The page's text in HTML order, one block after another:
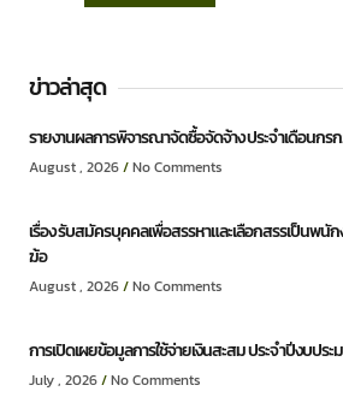
ข่าวล่าสุด
รายงานผลการพิจารณาจัดซื้อจัดจ้าง ประจำเดือนก
August , 2026 No Comments
เรื่อง รับสมัครบุคคลเพื่อสรรหาและเลือกสรรเป็นพนั
ฆ้อ
August , 2026 No Comments
การเปิดเผยข้อมูลการใช้จ่ายเงินสะสม ประจำปีงบป
July , 2026 No Comments